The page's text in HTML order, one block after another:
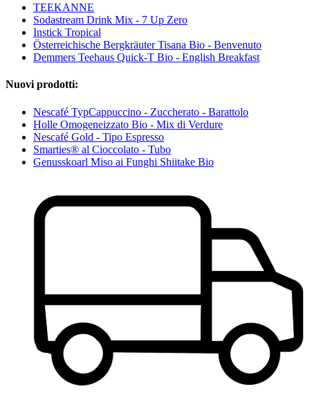
TEEKANNE
Sodastream Drink Mix - 7 Up Zero
Instick Tropical
Österreichische Bergkräuter Tisana Bio - Benvenuto
Demmers Teehaus Quick-T Bio - English Breakfast
Nuovi prodotti:
Nescafé TypCappuccino - Zuccherato - Barattolo
Holle Omogeneizzato Bio - Mix di Verdure
Nescafé Gold - Tipo Espresso
Smarties® al Cioccolato - Tubo
Genusskoarl Miso ai Funghi Shiitake Bio